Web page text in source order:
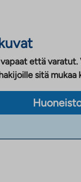
että
sitä mukaa